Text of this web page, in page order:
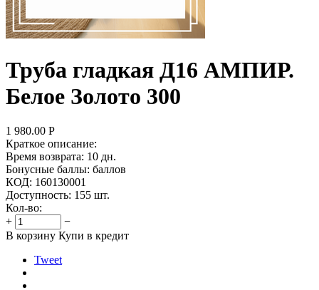
Труба гладкая Д16 АМПИР.
Белое Золото 300
1 980.00 Р
Краткое описание:
Время возврата: 10 дн.
Бонусные баллы: баллов
КОД: 160130001
Доступность: 155 шт.
Кол-во:
+
−
В корзину Купи в кредит
Tweet